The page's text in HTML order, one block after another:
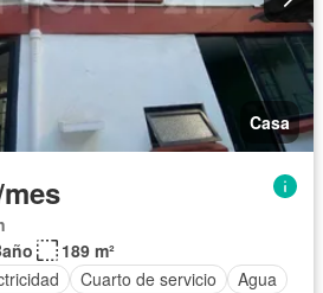
Casa
189 m²
Cuarto de servicio Agua